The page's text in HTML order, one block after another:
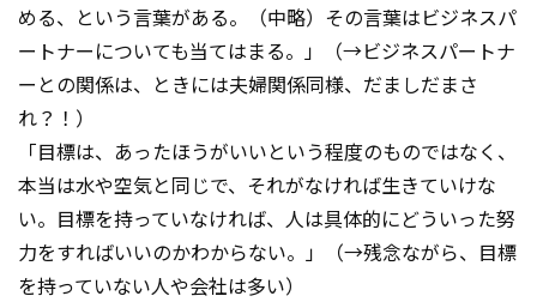
める、という言葉がある。（中略）その言葉はビジネスパ
ートナーについても当てはまる。」（→ビジネスパートナ
ーとの関係は、ときには夫婦関係同様、だましだまさ
れ？！）
「目標は、あったほうがいいという程度のものではなく、
本当は水や空気と同じで、それがなければ生きていけな
い。目標を持っていなければ、人は具体的にどういった努
力をすればいいのかわからない。」（→残念ながら、目標
を持っていない人や会社は多い）